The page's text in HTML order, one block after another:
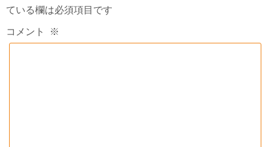
ている欄は必須項目です
コメント ※